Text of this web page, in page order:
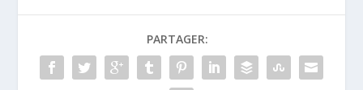
PARTAGER: